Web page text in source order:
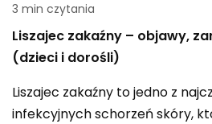
3 min czytania
Liszajec zakaźny – objawy,
(dzieci i dorośli)
Liszajec zakaźny to jedno z
infekcyjnych schorzeń skóry,